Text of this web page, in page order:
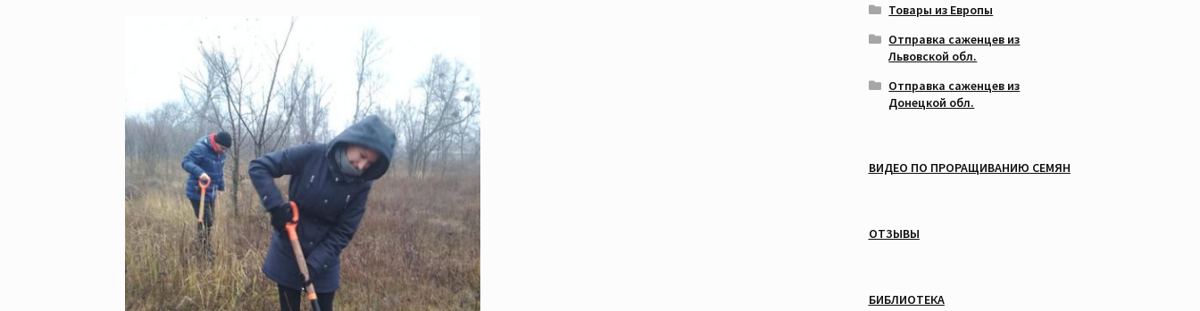
Товары из Европы
Отправка саженцев из
Львовской обл.
Отправка саженцев из
Донецкой обл.
ВИДЕО ПО ПРОРАЩИВАНИЮ СЕМЯН
ОТЗЫВЫ
БИБЛИОТЕКА